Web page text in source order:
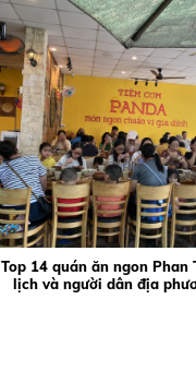
Top 14 quán ăn ngon Phan
lịch và người dân địa